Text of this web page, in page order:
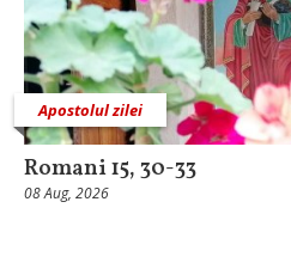
Apostolul zilei
Romani 15, 30-33
08 Aug, 2026